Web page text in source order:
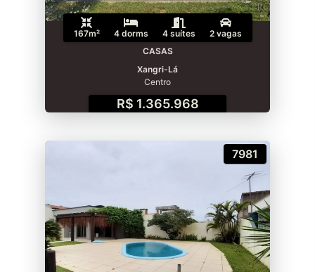
167m² 4 dorms 4 suítes
2 vagas
CASAS
Xangri-Lá
Centro
R$ 1.365.968
7981